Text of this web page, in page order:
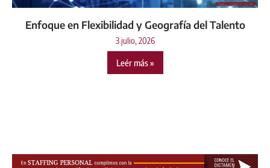
Enfoque en Flexibilidad y Geografía del Talento
3 julio, 2026
Leér más »